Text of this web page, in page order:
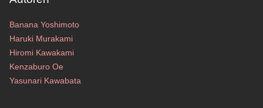
Banana Yoshimoto
Haruki Murakami
Hiromi Kawakami
Kenzaburo Oe
Yasunari Kawabata